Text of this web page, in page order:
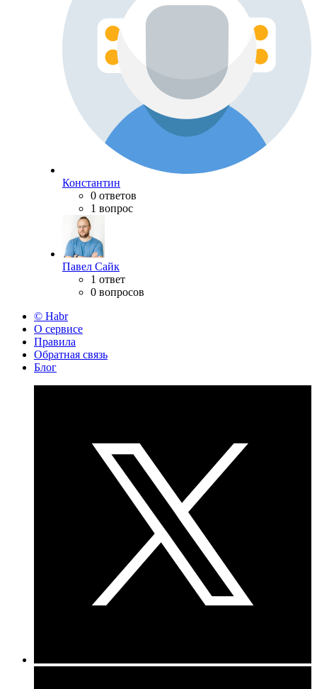
Константин
0 ответов
1 вопрос
Павел Сайк
1 ответ
0 вопросов
© Habr
О сервисе
Правила
Обратная связь
Блог